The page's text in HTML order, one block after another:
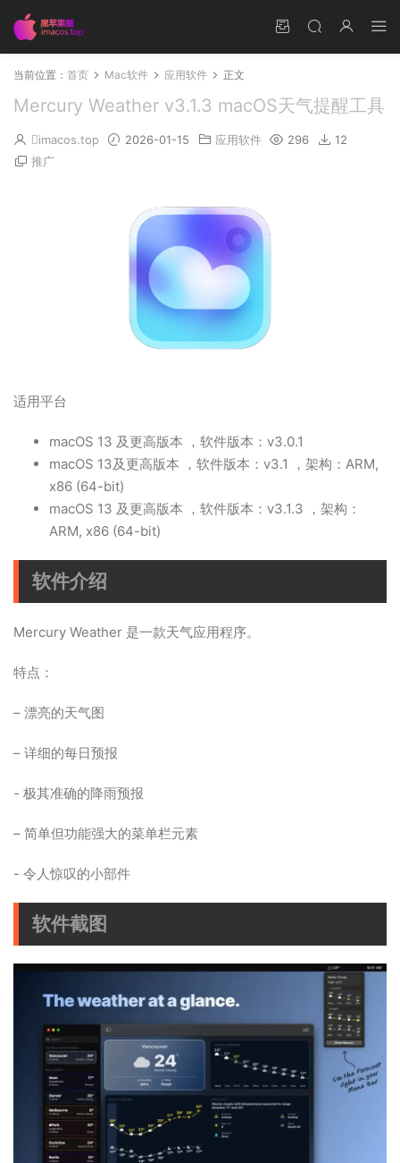
当前位置： 首页 Mac软件 应用软件 正文
Mercury Weather v3.1.3 macOS天气提醒工具
imacos.top 2026-01-15 应用软件 296
12
推广
适用平台
macOS 13 及更高版本 ，软件版本：v3.0.1
macOS 13及更高版本 ，软件版本：v3.1 ，架构：ARM,
x86 (64-bit)
macOS 13 及更高版本 ，软件版本：v3.1.3 ，架构：
ARM, x86 (64-bit)
软件介绍
Mercury Weather 是一款天气应用程序。
特点：
– 漂亮的天气图
– 详细的每日预报
- 极其准确的降雨预报
– 简单但功能强大的菜单栏元素
- 令人惊叹的小部件
软件截图